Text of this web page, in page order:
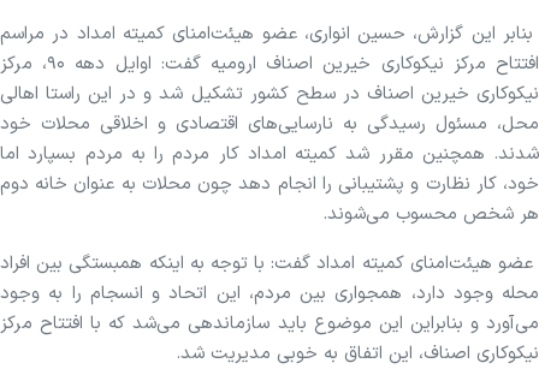
بنابر این گزارش، حسین انواری، عضو هیئت‌امنای کمیته امداد در مراسم
افتتاح مرکز نیکوکاری خیرین اصناف ارومیه گفت: اوایل دهه ۹۰، مرکز
نیکوکاری خیرین اصناف در سطح کشور تشکیل شد و در این راستا اهالی
محل، مسئول رسیدگی به نارسایی‌های اقتصادی و اخلاقی محلات خود
شدند. همچنین مقرر شد کمیته امداد کار مردم را به مردم بسپارد اما
خود، کار نظارت و پشتیبانی را انجام دهد چون محلات به عنوان خانه دوم
هر شخص محسوب می‌شوند.
عضو هیئت‌امنای کمیته امداد گفت: با توجه به اینکه همبستگی بین افراد
محله وجود دارد، همجواری بین مردم، این اتحاد و انسجام را به وجود
می‌آورد و بنابراین این موضوع باید سازماندهی می‌شد که با افتتاح مرکز
نیکوکاری اصناف، این اتفاق به خوبی مدیریت شد.